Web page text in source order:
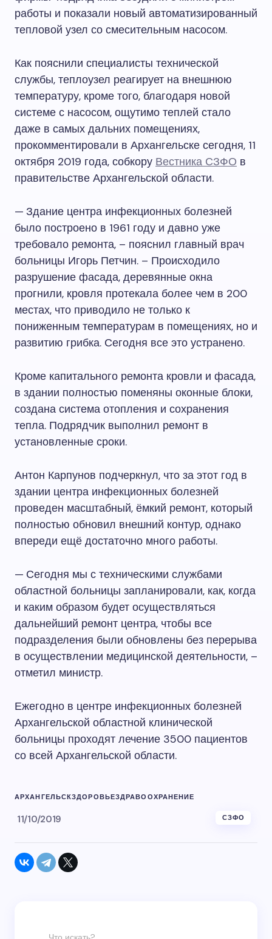
работы и показали новый автоматизированный
тепловой узел со смесительным насосом.
Как пояснили специалисты технической
службы, теплоузел реагирует на внешнюю
температуру, кроме того, благодаря новой
системе с насосом, ощутимо теплей стало
даже в самых дальних помещениях,
прокомментировали в Архангельске сегодня, 11
октября 2019 года, собкору Вестника СЗФО в
правительстве Архангельской области.
— Здание центра инфекционных болезней
было построено в 1961 году и давно уже
требовало ремонта, – пояснил главный врач
больницы Игорь Петчин. – Происходило
разрушение фасада, деревянные окна
прогнили, кровля протекала более чем в 200
местах, что приводило не только к
пониженным температурам в помещениях, но и
развитию грибка. Сегодня все это устранено.
Кроме капитального ремонта кровли и фасада,
в здании полностью поменяны оконные блоки,
создана система отопления и сохранения
тепла. Подрядчик выполнил ремонт в
установленные сроки.
Антон Карпунов подчеркнул, что за этот год в
здании центра инфекционных болезней
проведен масштабный, ёмкий ремонт, который
полностью обновил внешний контур, однако
впереди ещё достаточно много работы.
— Сегодня мы с техническими службами
областной больницы запланировали, как, когда
и каким образом будет осуществляться
дальнейший ремонт центра, чтобы все
подразделения были обновлены без перерыва
в осуществлении медицинской деятельности, –
отметил министр.
Ежегодно в центре инфекционных болезней
Архангельской областной клинической
больницы проходят лечение 3500 пациентов
со всей Архангельской области.
АРХАНГЕЛЬСКЗДОРОВЬЕЗДРАВООХРАНЕНИЕ
11/10/2019 СЗФО